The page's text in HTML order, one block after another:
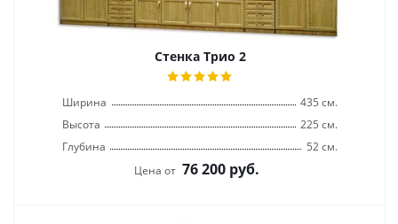
Стенка Трио 2
Ширина
435 см.
Высота
225 см.
Глубина
52 см.
Цена от 76 200 руб.